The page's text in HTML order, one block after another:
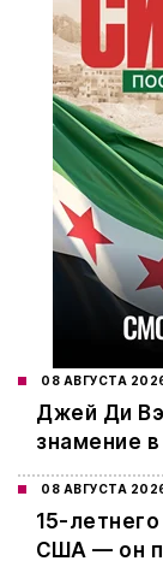
08 АВГУСТА
Джей Ди
знамение
08 АВГУСТА
15-
США — он